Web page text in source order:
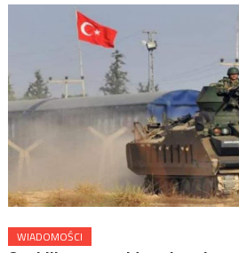
WIADOMOŚCI